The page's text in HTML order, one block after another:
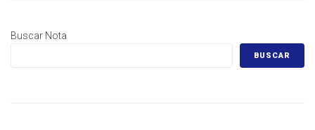
Buscar Nota
BUSCAR